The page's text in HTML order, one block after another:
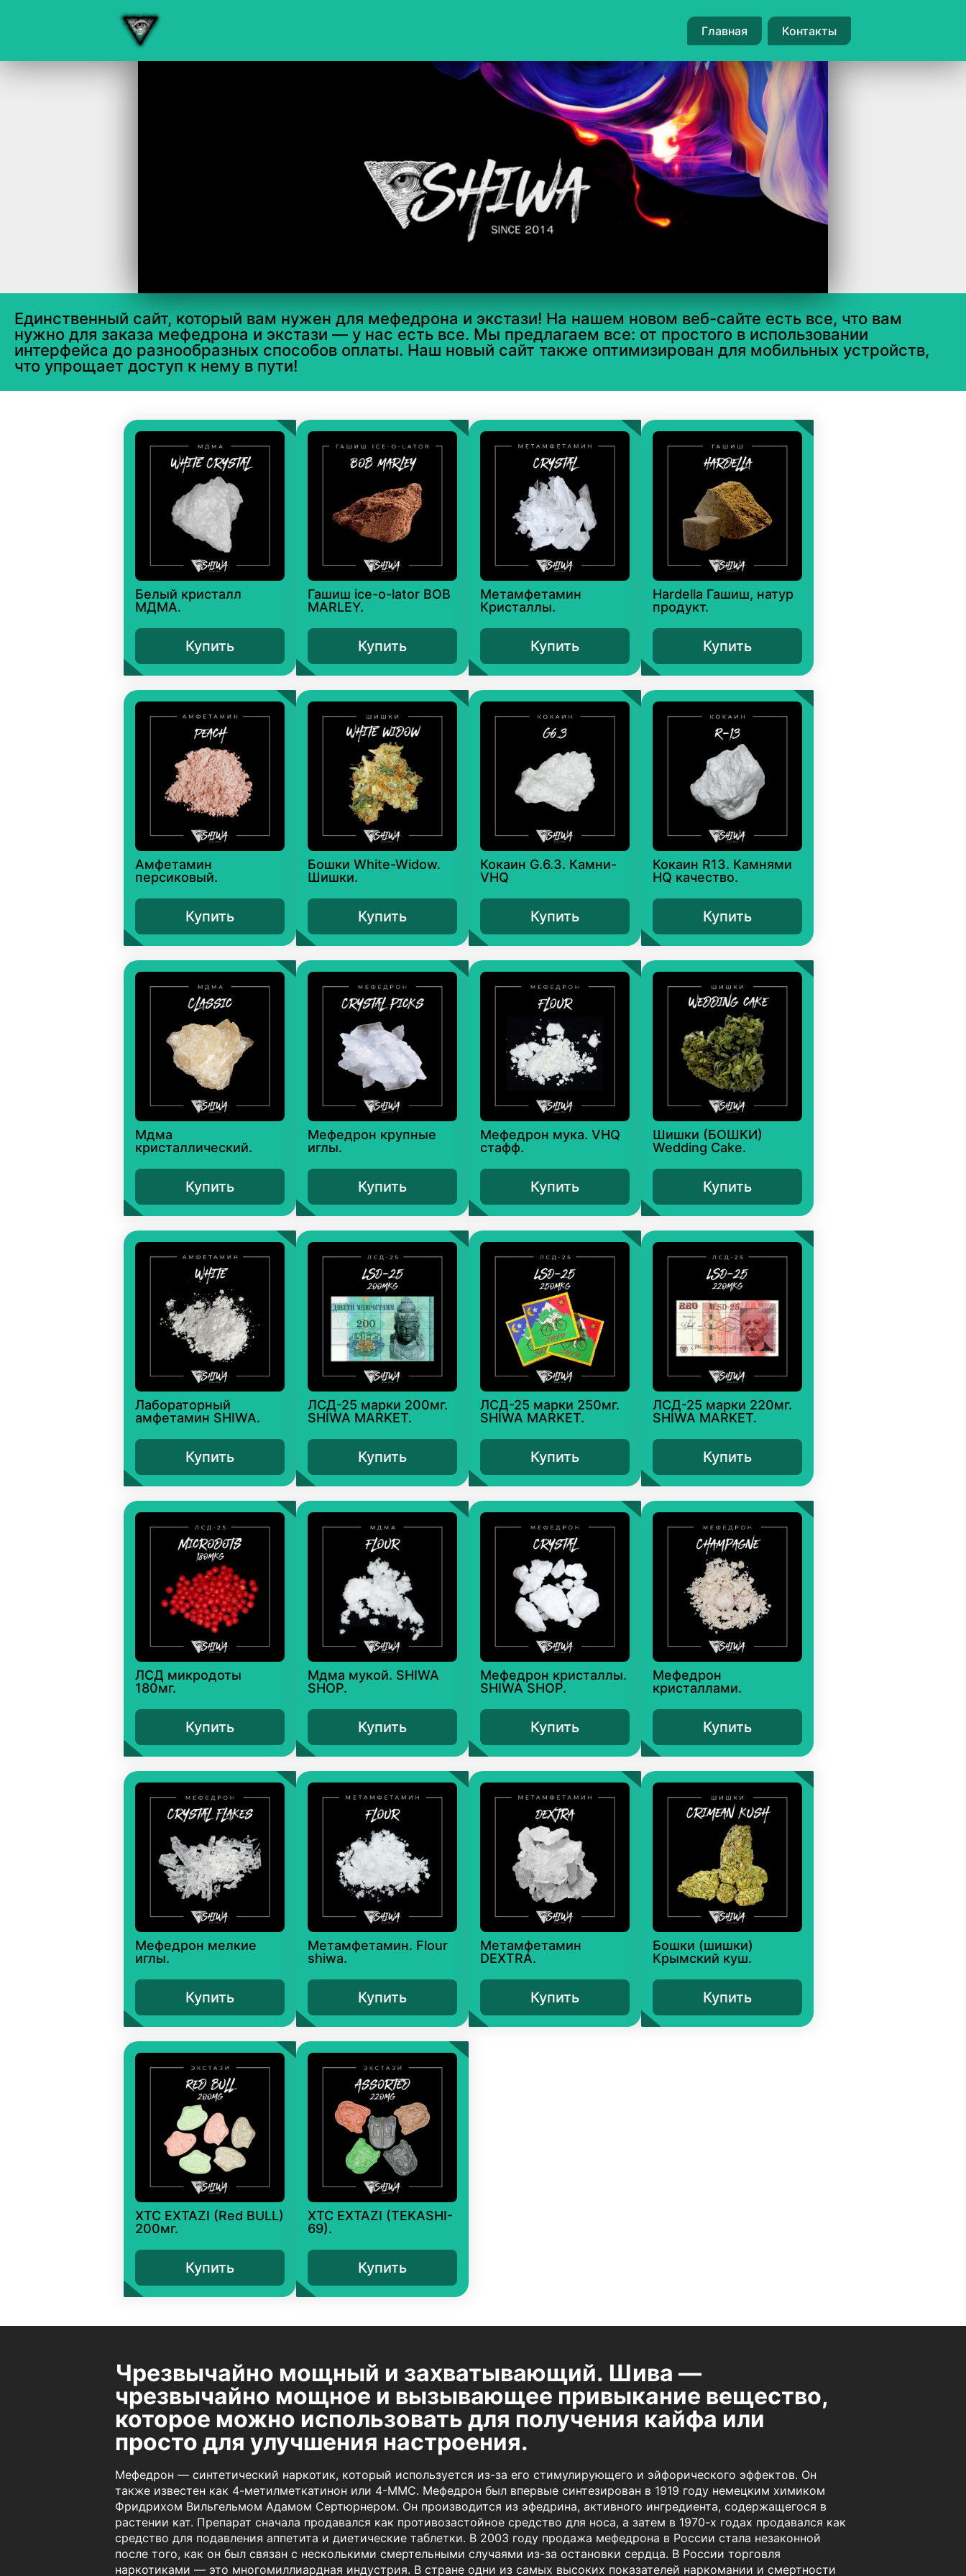
Главная Контакты
Единственный сайт, который вам нужен для мефедрона и экстази! На нашем новом веб-сайте есть все, что вам
нужно для заказа мефедрона и экстази — у нас есть все. Мы предлагаем все: от простого в использовании
интерфейса до разнообразных способов оплаты. Наш новый сайт также оптимизирован для мобильных устройств,
что упрощает доступ к нему в пути!
Белый кристалл
МДМА.
Купить
Гашиш ice-o-lator BOB
MARLEY.
Купить
Метамфетамин
Кристаллы.
Купить
Hardella Гашиш, натур
продукт.
Купить
Амфетамин
персиковый.
Купить
Бошки White-Widow.
Шишки.
Купить
Кокаин G.6.3. Камни-
VHQ
Купить
Кокаин R13. Камнями
HQ качество.
Купить
Мдма
кристаллический.
Купить
Мефедрон крупные
иглы.
Купить
Мефедрон мука. VHQ
стафф.
Купить
Шишки (БОШКИ)
Wedding Cake.
Купить
Лабораторный
амфетамин SHIWA.
Купить
ЛСД-25 марки 200мг.
SHIWA MARKET.
Купить
ЛСД-25 марки 250мг.
SHIWA MARKET.
Купить
ЛСД-25 марки 220мг.
SHIWA MARKET.
Купить
ЛСД микродоты
180мг.
Купить
Мдма мукой. SHIWA
SHOP.
Купить
Мефедрон кристаллы.
SHIWA SHOP.
Купить
Мефедрон
кристаллами.
Купить
Мефедрон мелкие
иглы.
Купить
Метамфетамин. Flour
shiwa.
Купить
Метамфетамин
DEXTRA.
Купить
Бошки (шишки)
Крымский куш.
Купить
XTC EXTAZI (Red BULL)
200мг.
Купить
XTC EXTAZI (TEKASHI-
69).
Купить
Чрезвычайно мощный и захватывающий. Шива —
чрезвычайно мощное и вызывающее привыкание вещество,
которое можно использовать для получения кайфа или
просто для улучшения настроения.
Мефедрон — синтетический наркотик, который используется из-за его стимулирующего и эйфорического эффектов. Он
также известен как 4-метилметкатинон или 4-MMC. Мефедрон был впервые синтезирован в 1919 году немецким химиком
Фридрихом Вильгельмом Адамом Сертюрнером. Он производится из эфедрина, активного ингредиента, содержащегося в
растении кат. Препарат сначала продавался как противозастойное средство для носа, а затем в 1970-х годах продавался как
средство для подавления аппетита и диетические таблетки. В 2003 году продажа мефедрона в России стала незаконной
после того, как он был связан с несколькими смертельными случаями из-за остановки сердца. В России торговля
наркотиками — это многомиллиардная индустрия. В стране одни из самых высоких показателей наркомании и смертности